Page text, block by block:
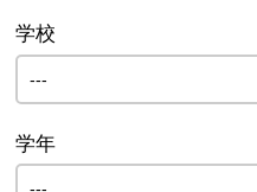
学校
学年